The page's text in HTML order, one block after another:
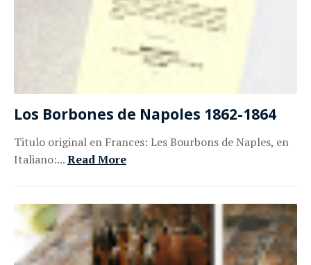
Los Borbones de Napoles 1862-1864
Titulo original en Frances: Les Bourbons de Naples, en
Italiano:...Read More